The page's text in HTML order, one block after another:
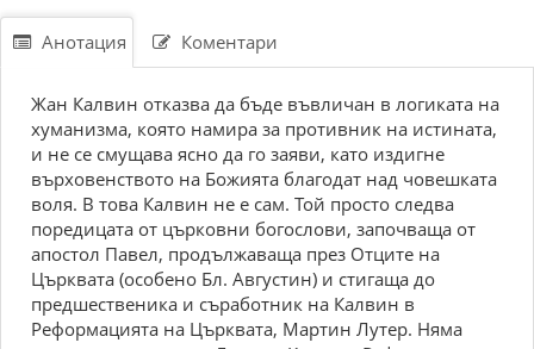
Анотация Коментари
Жан Калвин отказва да бъде въвличан в логиката на
хуманизма, която намира за противник на истината,
и не се смущава ясно да го заяви, като издигне
върховенството на Божията благодат над човешката
воля. В това Калвин не е сам. Той просто следва
поредицата от църковни богослови, започваща от
апостол Павел, продължаваща през Отците на
Църквата (особено Бл. Августин) и стигаща до
предшественика и съработник на Калвин в
Реформацията на Църквата, Мартин Лутер. Няма